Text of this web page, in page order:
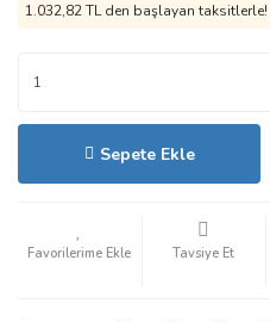
1.032,82 TL den başlayan taksitlerle!
Sepete Ekle
Tavsiye Et